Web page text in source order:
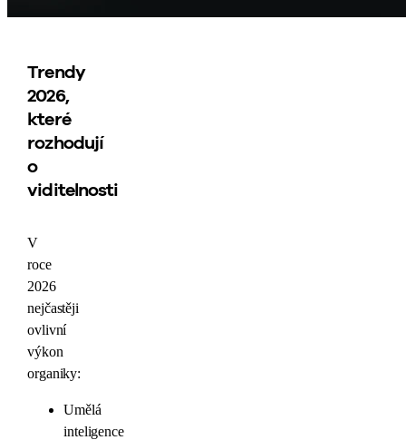
Trendy
2026,
které
rozhodují
o
viditelnosti
V
roce
2026
nejčastěji
ovlivní
výkon
organiky:
Umělá
inteligence